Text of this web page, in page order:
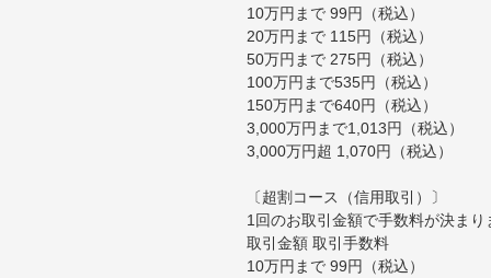
10万円まで 99円（税込）
20万円まで 115円（税込）
50万円まで 275円（税込）
100万円まで535円（税込）
150万円まで640円（税込）
3,000万円まで1,013円（税込）
3,000万円超 1,070円（税込）
〔超割コース（信用取引）〕
1回のお取引金額で手数料が決まり
取引金額 取引手数料
10万円まで 99円（税込）